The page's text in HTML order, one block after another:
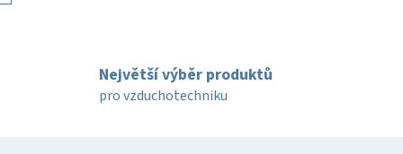
Největší výběr produktů
pro vzduchotechniku